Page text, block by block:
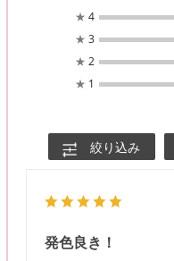
★ 4
★ 3
★ 2
★ 1
絞り込み
発色良き！